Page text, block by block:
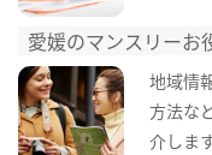
愛媛のマンスリーお
地域情
方法な
介します